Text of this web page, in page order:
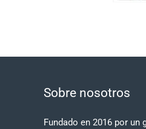
Sobre nosotros
Fundado en 2016 por un